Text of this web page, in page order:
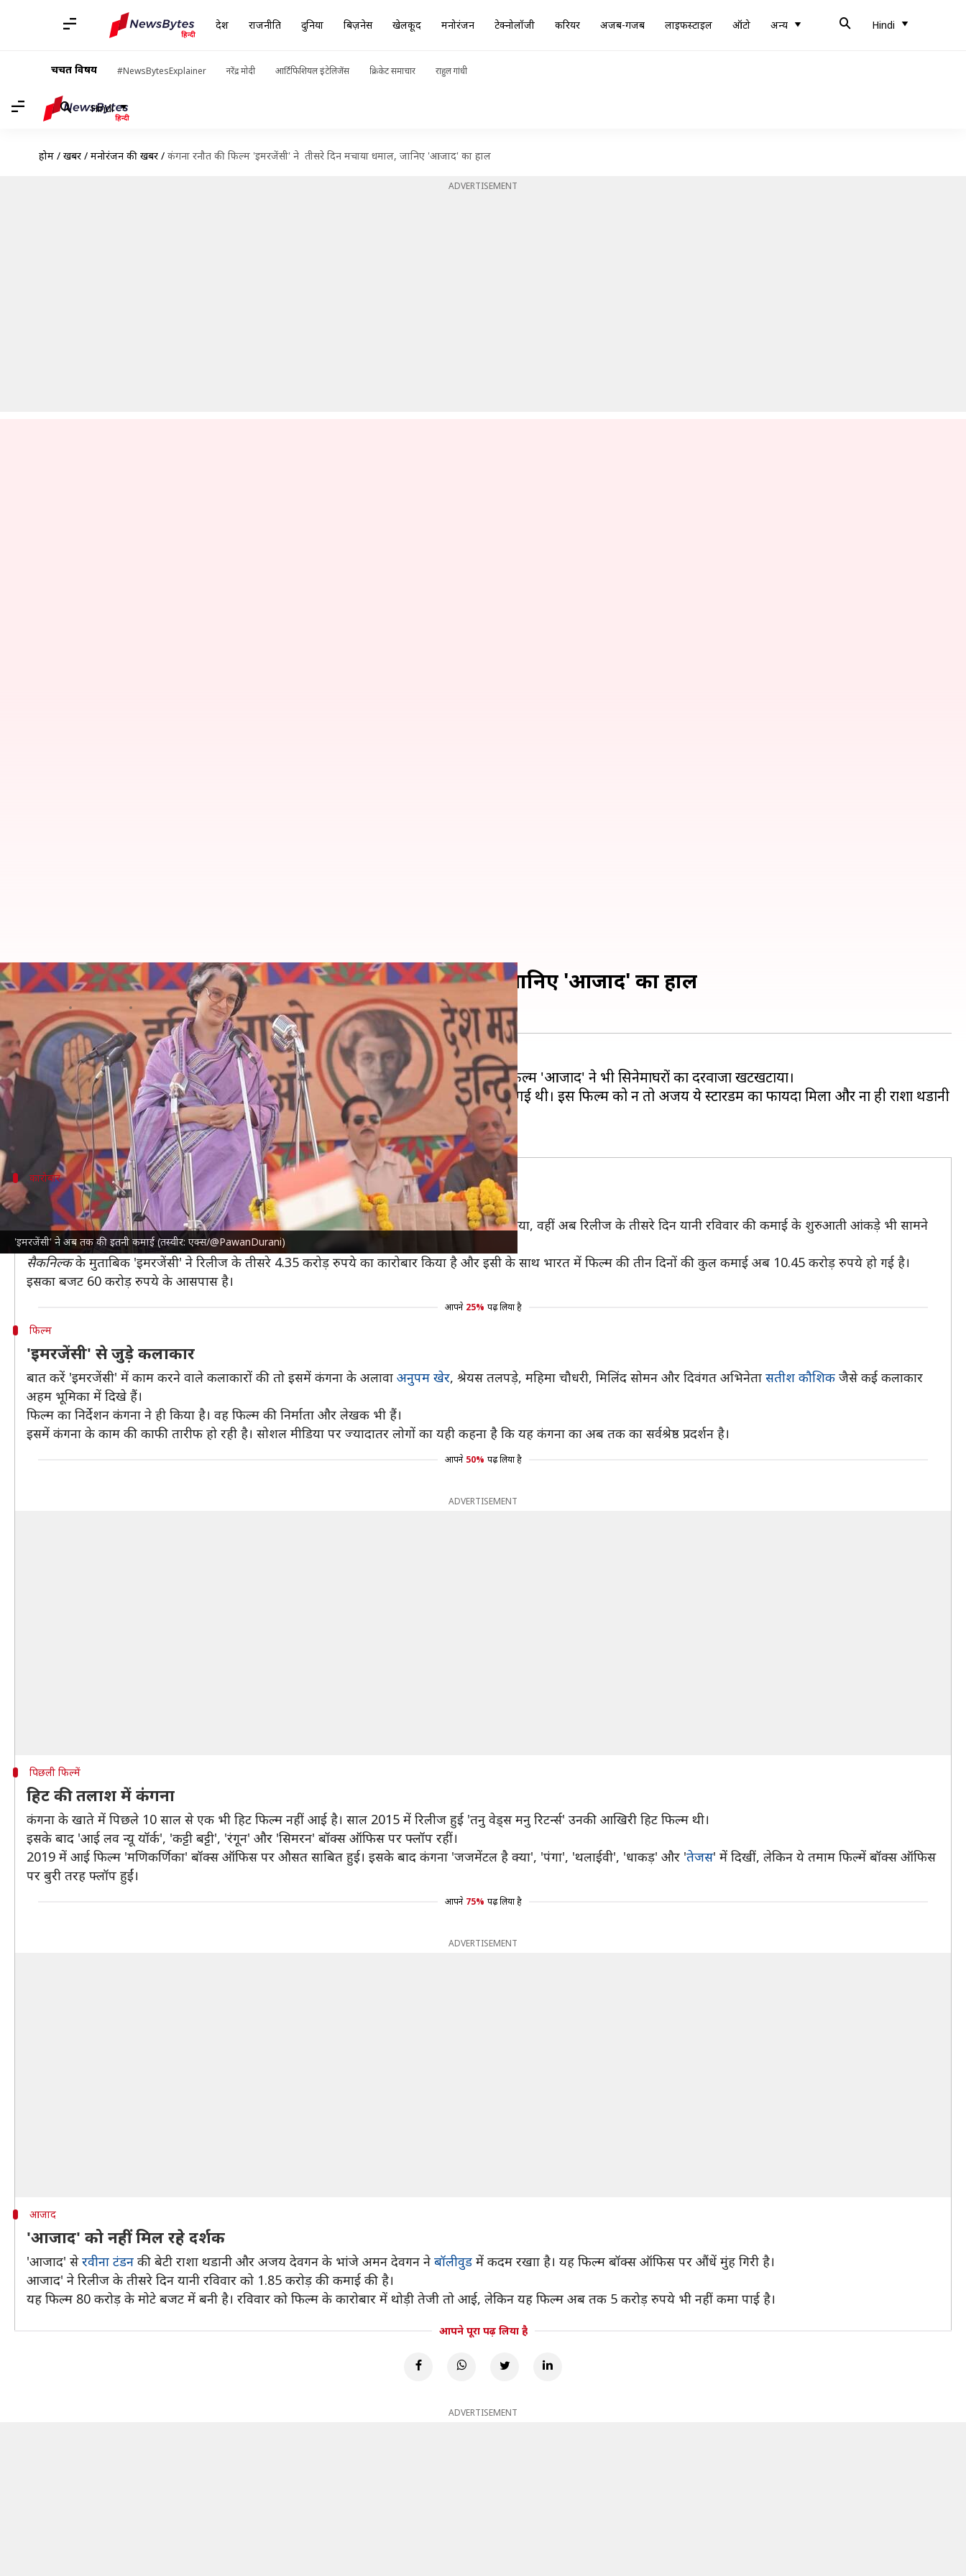
देश राजनीति दुनिया बिज़नेस खेलकूद मनोरंजन टेक्नोलॉजी करियर अजब-गजब लाइफस्टाइल ऑटो अन्य Hindi
चर्चित विषय #NewsBytesExplainer नरेंद्र मोदी आर्टिफिशियल इंटेलिजेंस क्रिकेट समाचार राहुल गांधी
Hindi
होम / खबरें / मनोरंजन की खबरें / कंगना रनौत की फिल्म 'इमरजेंसी' ने तीसरे दिन मचाया धमाल, जानिए 'आजाद' का हाल
ADVERTISEMENT
'इमरजेंसी' ने अब तक की इतनी कमाई (तस्वीर: एक्स/@PawanDurani)
कंगना रनौत की फिल्म 'इमरजेंसी' ने तीसरे दिन मचाया धमाल, जानिए 'आजाद' का हाल
Jan 20, 2025 10:07 am
क्या है खबर?
बीते शुक्रवारकंगना रनौतअपनी फिल्म 'इमरजेंसी' बड़े पर्दे पर आई थी। इसी दिन अजय देवगनकी फिल्म 'आजाद' ने भी सिनेमाघरों का दरवाजा खटखटाया।
'इमरजेंसी' को जहां वीकेंड का फायदा मिला, वहीं 'आजाद' पहले ही दिन टिकट खिड़की पर फेल हो गई थी। इस फिल्म को न तो अजय ये स्टारडम का फायदा मिला और ना ही राशा थडानी
और अमन देवगन जैसे नए कलाकारों की चमक काम आई।
कारोबार
'इमरजेंसी' ने तीसरे दिन किया 4.35 करोड़ रुपये का कारोबार
इमरजेंसी' ने 2.5 करोड़ रुपये से अपना खाता खोला था। दूसरे दिन इसने 3.6 करोड़ रुपये का कारोबार किया, वहीं अब रिलीज के तीसरे दिन यानी रविवार की कमाई के शुरुआती आंकड़े भी सामने
आ गए हैं।
सैकनिल्कके मुताबिक 'इमरजेंसी' ने रिलीज के तीसरे 4.35 करोड़ रुपये का कारोबार किया है और इसी के साथ भारत में फिल्म की तीन दिनों की कुल कमाई अब 10.45 करोड़ रुपये हो गई है।
इसका बजट 60 करोड़ रुपये के आसपास है।
आपने 25% पढ़ लिया है
फिल्म
'इमरजेंसी' से जुड़े कलाकार
बात करें 'इमरजेंसी' में काम करने वाले कलाकारों की तो इसमें कंगना के अलावा अनुपम खेर, श्रेयस तलपड़े, महिमा चौधरी, मिलिंद सोमन और दिवंगत अभिनेता सतीश कौशिक जैसे कई कलाकार
अहम भूमिका में दिखे हैं।
फिल्म का निर्देशन कंगना ने ही किया है। वह फिल्म की निर्माता और लेखक भी हैं।
इसमें कंगना के काम की काफी तारीफ हो रही है। सोशल मीडिया पर ज्यादातर लोगों का यही कहना है कि यह कंगना का अब तक का सर्वश्रेष्ठ प्रदर्शन है।
आपने 50% पढ़ लिया है
ADVERTISEMENT
पिछली फिल्में
हिट की तलाश में कंगना
कंगना के खाते में पिछले 10 साल से एक भी हिट फिल्म नहीं आई है। साल 2015 में रिलीज हुई 'तनु वेड्स मनु रिटर्न्स' उनकी आखिरी हिट फिल्म थी।
इसके बाद 'आई लव न्यू यॉर्क', 'कट्टी बट्टी', 'रंगून' और 'सिमरन' बॉक्स ऑफिस पर फ्लॉप रहीं।
2019 में आई फिल्म 'मणिकर्णिका' बॉक्स ऑफिस पर औसत साबित हुई। इसके बाद कंगना 'जजमेंटल है क्या', 'पंगा', 'थलाईवी', 'धाकड़' और 'तेजस' में दिखीं, लेकिन ये तमाम फिल्में बॉक्स ऑफिस
पर बुरी तरह फ्लॉप हुईं।
आपने 75% पढ़ लिया है
ADVERTISEMENT
आजाद
'आजाद' को नहीं मिल रहे दर्शक
'आजाद' सेरवीना टंडन की बेटी राशा थडानी और अजय देवगन के भांजे अमन देवगन ने बॉलीवुड में कदम रखाा है। यह फिल्म बॉक्स ऑफिस पर औंधें मुंह गिरी है।
आजाद' ने रिलीज के तीसरे दिन यानी रविवार को 1.85 करोड़ की कमाई की है।
यह फिल्म 80 करोड़ के मोटे बजट में बनी है। रविवार को फिल्म के कारोबार में थोड़ी तेजी तो आई, लेकिन यह फिल्म अब तक 5 करोड़ रुपये भी नहीं कमा पाई है।
आपने पूरा पढ़ लिया है
ADVERTISEMENT